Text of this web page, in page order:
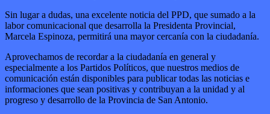
Sin lugar a dudas, una excelente noticia del PPD, que sumado a la
labor comunicacional que desarrolla la Presidenta Provincial,
Marcela Espinoza, permitirá una mayor cercanía con la ciudadanía.
Aprovechamos de recordar a la ciudadanía en general y
especialmente a los Partidos Políticos, que nuestros medios de
comunicación están disponibles para publicar todas las noticias e
informaciones que sean positivas y contribuyan a la unidad y al
progreso y desarrollo de la Provincia de San Antonio.